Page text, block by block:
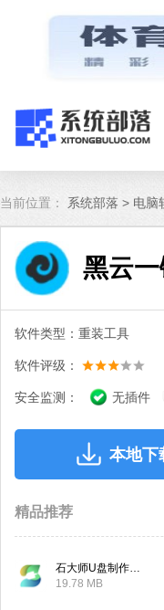
当前位置： 系统部落 > 电脑
黑云
软件类型：重装工具
软件评级：
安全监测： 无插件
本地下
精品推荐
19.78 MB